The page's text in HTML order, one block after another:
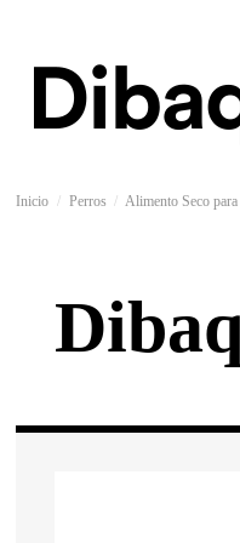
Inicio Perros Alimento Seco para